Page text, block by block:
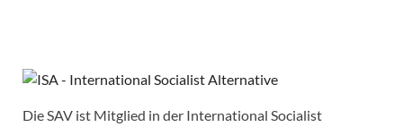
Die SAV ist Mitglied in der International Socialist